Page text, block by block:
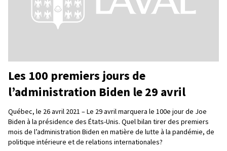
Les 100 premiers jours de
l’administration Biden le 29 avril
Québec, le 26 avril 2021 – Le 29 avril marquera le 100e jour de Joe
Biden à la présidence des États-Unis. Quel bilan tirer des premiers
mois de l’administration Biden en matière de lutte à la pandémie, de
politique intérieure et de relations internationales?